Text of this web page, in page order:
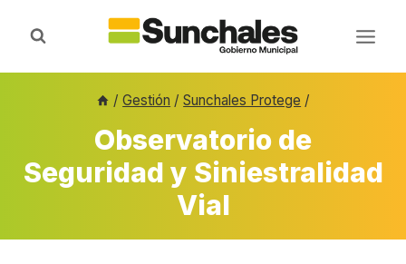
/ Gestión / Sunchales Protege /
Observatorio de
Seguridad y Siniestralidad
Vial